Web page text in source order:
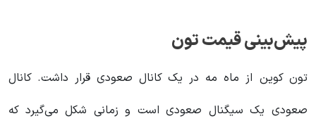
پیش‌بینی قیمت تون
تون کوین از ماه مه در یک کانال صعودی قرار داشت. کانال
صعودی یک سیگنال صعودی است و زمانی شکل می‌گیرد که